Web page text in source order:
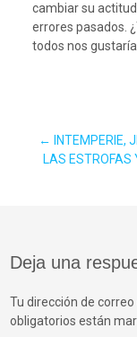
cambiar su
errores pasados.
todos nos
← INTEMPERIE,
LAS ESTROFAS
Deja una
Tu dirección de
obligatorios están